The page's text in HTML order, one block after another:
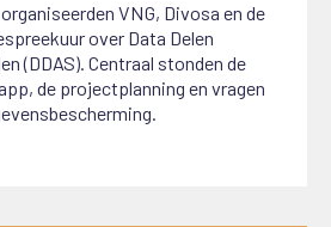
VNG, Divosa en de
over Data Delen
(DDAS). Centraal stonden de
de projectplanning en vragen